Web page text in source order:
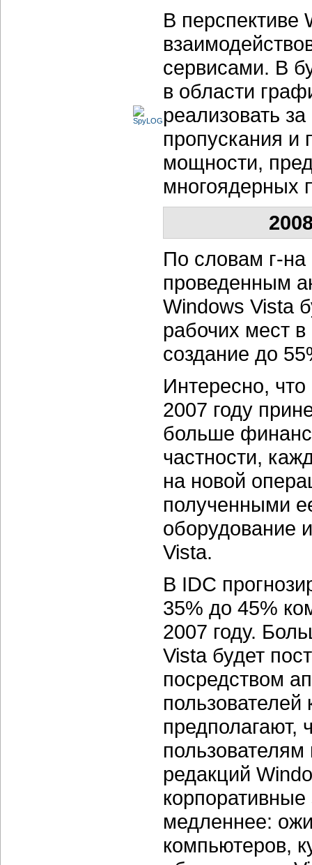
В перспективе
сервисами. В
в области
реализовать
пропускания
мощности,
многоядерных
По словам г-на
проведенным
Windows Vista
рабочих мест
создание до
Интересно,
2007 году
больше
частности,
на новой
полученными
оборудование
Vista.
В IDC
35% до 45%
2007 году.
Vista будет
посредством
редакций
корпоративные
медленнее:
компьютеров,